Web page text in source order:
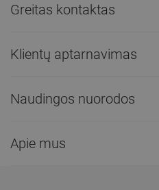
Greitas kontaktas
Klientų aptarnavimas
Naudingos nuorodos
Apie mus